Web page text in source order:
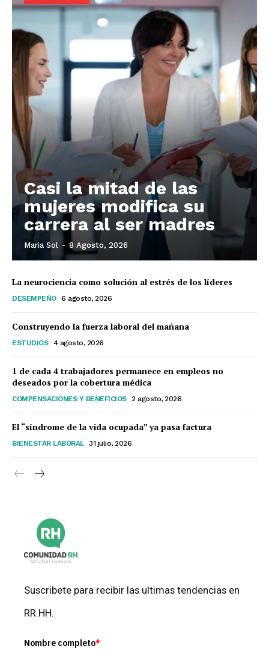
Casi la mitad de las
mujeres modifica su
carrera al ser madres
Maria Sol - 8 Agosto, 2026
La neurociencia como solución al estrés de los líderes
DESEMPEÑO 6 agosto, 2026
Construyendo la fuerza laboral del mañana
ESTUDIOS 4 agosto, 2026
1 de cada 4 trabajadores permanece en empleos no
deseados por la cobertura médica
COMPENSACIONES Y BENEFICIOS 2 agosto, 2026
El “síndrome de la vida ocupada” ya pasa factura
BIENESTAR LABORAL 31 julio, 2026
Suscribete para recibir las ultimas tendencias en
RR.HH.
Nombre completo*